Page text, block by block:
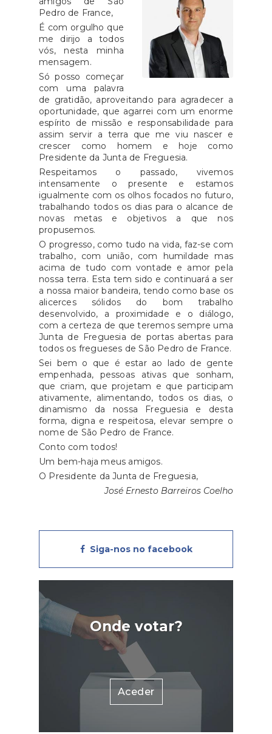
Pedro de France,
É com orgulho que
me dirijo a todos
vós, nesta minha
mensagem.
Só posso começar
com uma palavra
de gratidão, aproveitando para agradecer a
oportunidade, que agarrei com um enorme
espírito de missão e responsabilidade para
assim servir a terra que me viu nascer e
crescer como homem e hoje como
Presidente da Junta de Freguesia.
Respeitamos o passado, vivemos
intensamente o presente e estamos
igualmente com os olhos focados no futuro,
trabalhando todos os dias para o alcance de
novas metas e objetivos a que nos
propusemos.
O progresso, como tudo na vida, faz-se com
trabalho, com união, com humildade mas
acima de tudo com vontade e amor pela
nossa terra. Esta tem sido e continuará a ser
a nossa maior bandeira, tendo como base os
alicerces sólidos do bom trabalho
desenvolvido, a proximidade e o diálogo,
com a certeza de que teremos sempre uma
Junta de Freguesia de portas abertas para
todos os fregueses de São Pedro de France.
Sei bem o que é estar ao lado de gente
empenhada, pessoas ativas que sonham,
que criam, que projetam e que participam
ativamente, alimentando, todos os dias, o
dinamismo da nossa Freguesia e desta
forma, digna e respeitosa, elevar sempre o
nome de São Pedro de France.
Conto com todos!
Um bem-haja meus amigos.
O Presidente da Junta de Freguesia,
José Ernesto Barreiros Coelho
Siga-nos no facebook
Onde votar?
Aceder